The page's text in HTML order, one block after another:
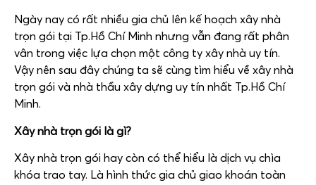
Ngày nay có rất nhiều gia chủ lên kế hoạch xây nhà
trọn gói tại Tp.Hồ Chí Minh nhưng vẫn đang rất phân
vân trong việc lựa chọn một công ty xây nhà uy tín.
Vậy nên sau đây chúng ta sẽ cùng tìm hiểu về xây nhà
trọn gói và nhà thầu xây dựng uy tín nhất Tp.Hồ Chí
Minh.
Xây nhà trọn gói là gì?
Xây nhà trọn gói hay còn có thể hiểu là dịch vụ chìa
khóa trao tay. Là hình thức gia chủ giao khoán toàn